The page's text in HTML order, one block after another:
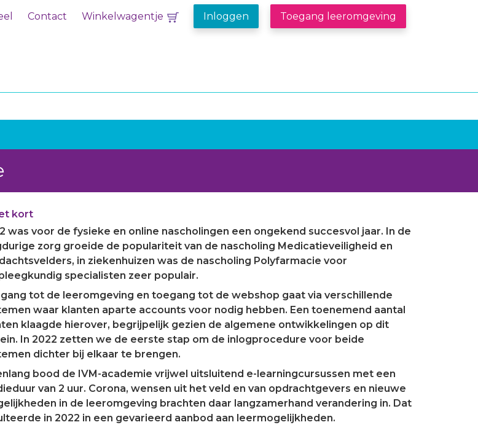
Contact Winkelwagentje Inloggen Toegang leeromgeving
kort
was voor de fysieke en online nascholingen een ongekend succesvol jaar. In de
zorg groeide de populariteit van de nascholing Medicatieveiligheid en
in ziekenhuizen was de nascholing Polyfarmacie voor
specialisten zeer populair.
tot de leeromgeving en toegang tot de webshop gaat via verschillende
waar klanten aparte accounts voor nodig hebben. Een toenemend aantal
klaagde hierover, begrijpelijk gezien de algemene ontwikkelingen op dit
In 2022 zetten we de eerste stap om de inlogprocedure voor beide
dichter bij elkaar te brengen.
bood de IVM-academie vrijwel uitsluitend e-learningcursussen met een
van 2 uur. Corona, wensen uit het veld en van opdrachtgevers en nieuwe
in de leeromgeving brachten daar langzamerhand verandering in. Dat
in 2022 in een gevarieerd aanbod aan leermogelijkheden.